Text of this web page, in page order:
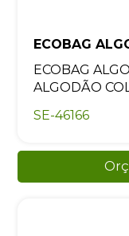
ECOBAG
ECOBAG
ALGODÃO
SE-46166